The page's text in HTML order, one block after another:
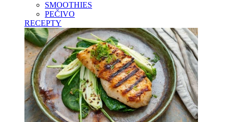
SMOOTHIES
PEČIVO
RECEPTY